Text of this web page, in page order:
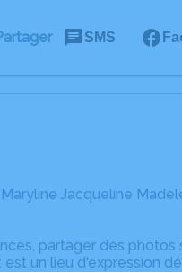
SMS
Jacqueline
partager des photos
un lieu d'expression